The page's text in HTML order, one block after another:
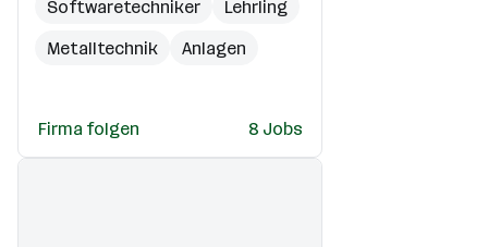
Softwaretechniker
Lehrling
Metalltechnik
Anlagen
Führerschein Klasse B
Firma folgen 8 Jobs